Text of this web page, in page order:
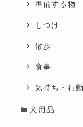
準備する物
しつけ
散歩
食事
気持ち・行動
犬用品